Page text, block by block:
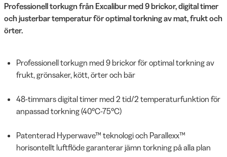
Professionell torkugn från Excalibur med 9 brickor, digital timer
och justerbar temperatur för optimal torkning av mat, frukt och
örter.
Professionell torkugn med 9 brickor för optimal torkning av
frukt, grönsaker, kött, örter och bär
48-timmars digital timer med 2 tid/2 temperaturfunktion för
anpassad torkning (40°C-75°C)
Patenterad Hyperwave™ teknologi och Parallexx™
horisontellt luftflöde garanterar jämn torkning på alla plan